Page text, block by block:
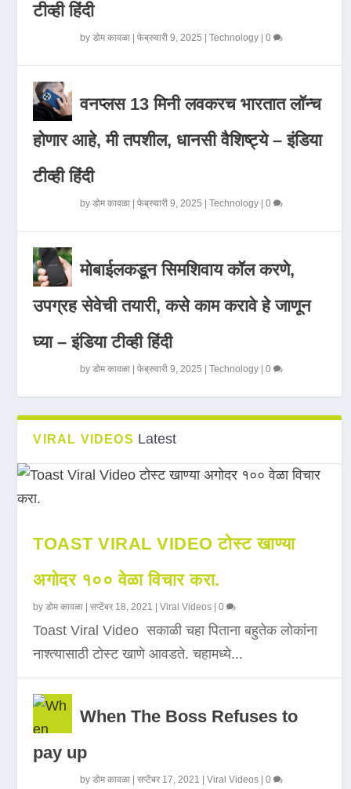
टीव्ही हिंदी
byडोम कावळा |फेब्रुवारी 9, 2025 |Technology |0
वनप्लस 13 मिनी लवकरच भारतात लॉन्च
होणार आहे, मी तपशील, धानसी वैशिष्ट्ये – इंडिया
टीव्ही हिंदी
byडोम कावळा |फेब्रुवारी 9, 2025 |Technology |0
मोबाईलकडून सिमशिवाय कॉल करणे,
उपग्रह सेवेची तयारी, कसे काम करावे हे जाणून
घ्या – इंडिया टीव्ही हिंदी
byडोम कावळा |फेब्रुवारी 9, 2025 |Technology |0
VIRAL VIDEOS Latest
TOAST VIRAL VIDEO टोस्ट खाण्या
अगोदर १०० वेळा विचार करा.
byडोम कावळा |सप्टेंबर 18, 2021 |Viral Videos |0
Toast Viral Video सकाळी चहा पिताना बहुतेक लोकांना
नाश्त्यासाठी टोस्ट खाणे आवडते. चहामध्ये...
When The Boss Refuses to
pay up
byडोम कावळा |सप्टेंबर 17, 2021 |Viral Videos |0